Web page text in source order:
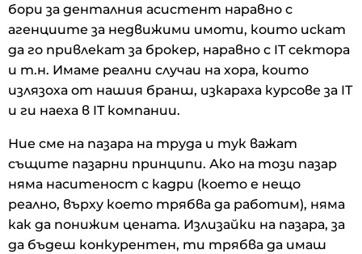
бори за денталния асистент наравно с
агенциите за недвижими имоти, които искат
да го привлекат за брокер, наравно с IT сектора
и т.н. Имаме реални случаи на хора, които
излязоха от нашия бранш, изкараха курсове за IT
и ги наеха в IT компании.
Ние сме на пазара на труда и тук важат
същите пазарни принципи. Ако на този пазар
няма наситеност с кадри (което е нещо
реално, върху което трябва да работим), няма
как да понижим цената. Излизайки на пазара, за
да бъдеш конкурентен, ти трябва да имаш